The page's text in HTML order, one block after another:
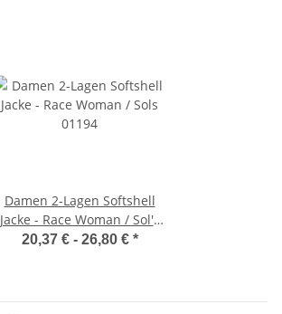
Damen 2-Lagen Softshell
Jacke - Race Woman / Sol's
01194
20,37 € - 26,80 € *